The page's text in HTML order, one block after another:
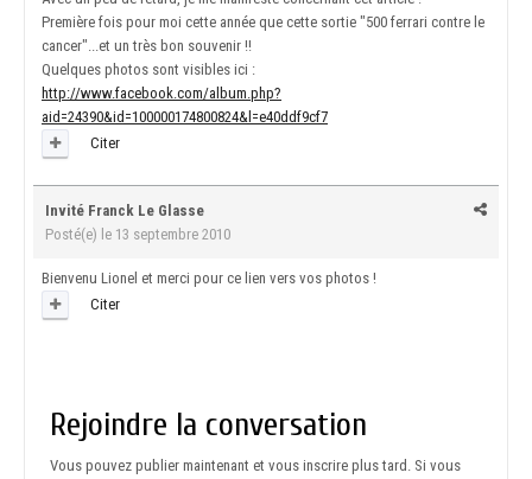
Première fois pour moi cette année que cette sortie "500 ferrari contre le
cancer"...et un très bon souvenir !!
Quelques photos sont visibles ici :
http://www.facebook.com/album.php?
aid=24390&id=100000174800824&l=e40ddf9cf7
Citer
Invité Franck Le Glasse
Posté(e) le 13 septembre 2010
Bienvenu Lionel et merci pour ce lien vers vos photos !
Citer
Rejoindre la conversation
Vous pouvez publier maintenant et vous inscrire plus tard. Si vous